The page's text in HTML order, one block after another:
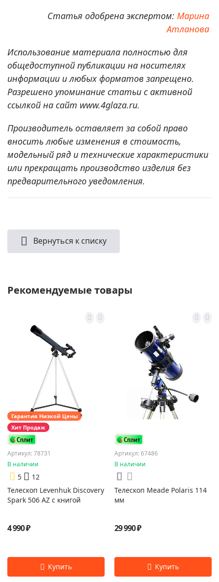
Статья одобрена экспертом: Марина
Атланова
Использование материала полностью для
общедоступной публикации на носителях
информации и любых форматов запрещено.
Разрешено упоминание статьи с активной
ссылкой на сайт www.4glaza.ru.
Производитель оставляет за собой право
вносить любые изменения в стоимость,
модельный ряд и технические характеристики
или прекращать производство изделия без
предварительного уведомления.
Вернуться к списку
Рекомендуемые товары
Гарантия Низкой Цены
Хит Продаж
Артикул: 78731
В наличии
5
12
Телескоп Levenhuk Discovery
Spark 506 AZ с книгой
4 990 ₽
Артикул: 67486
В наличии
Телескоп Meade Polaris 114
мм
29 990 ₽